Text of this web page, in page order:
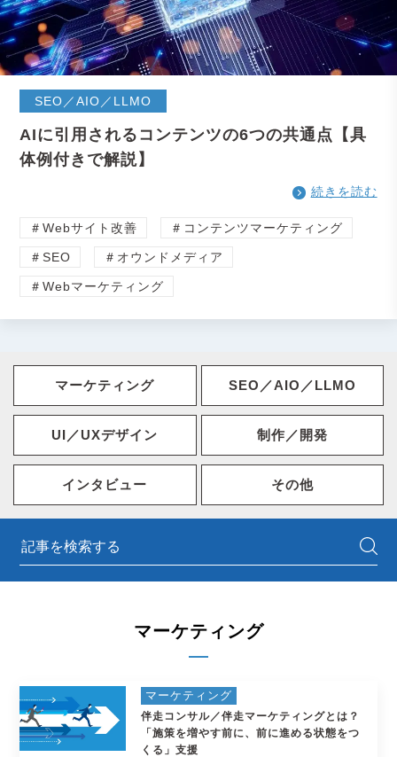
SEO／AIO／LLMO
AIに引用されるコンテンツの6つの共通点【具
体例付きで解説】
続きを読む
＃Webサイト改善 ＃コンテンツマーケティング
＃SEO ＃オウンドメディア
＃Webマーケティング
マーケティング SEO／AIO／LLMO
UI／UXデザイン 制作／開発
インタビュー その他
マーケティング
マーケティング
伴走コンサル／伴走マーケティングとは？
「施策を増やす前に、前に進める状態をつ
くる」支援